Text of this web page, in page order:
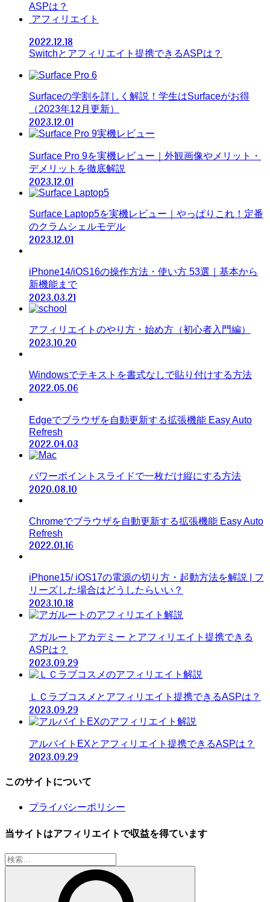
ASPは？
アフィリエイト
2022.12.18
Switchとアフィリエイト提携できるASPは？
Surfaceの学割を詳しく解説！学生はSurfaceがお得
（2023年12月更新）
2023.12.01
Surface Pro 9を実機レビュー｜外観画像やメリット・
デメリットを徹底解説
2023.12.01
Surface Laptop5を実機レビュー｜やっぱりこれ！定番
のクラムシェルモデル
2023.12.01
iPhone14/iOS16の操作方法・使い方 53選｜基本から
新機能まで
2023.03.21
アフィリエイトのやり方・始め方（初心者入門編）
2023.10.20
Windowsでテキストを書式なしで貼り付けする方法
2022.05.06
Edgeでブラウザを自動更新する拡張機能 Easy Auto
Refresh
2022.04.03
パワーポイントスライドで一枚だけ縦にする方法
2020.08.10
Chromeでブラウザを自動更新する拡張機能 Easy Auto
Refresh
2022.01.16
iPhone15/ iOS17の電源の切り方・起動方法を解説 | フ
リーズした場合はどうしたらいい？
2023.10.18
アガルートアカデミー とアフィリエイト提携できる
ASPは？
2023.09.29
ＬＣラブコスメとアフィリエイト提携できるASPは？
2023.09.29
アルバイトEXとアフィリエイト提携できるASPは？
2023.09.29
このサイトについて
プライバシーポリシー
当サイトはアフィリエイトで収益を得ています
検
索: